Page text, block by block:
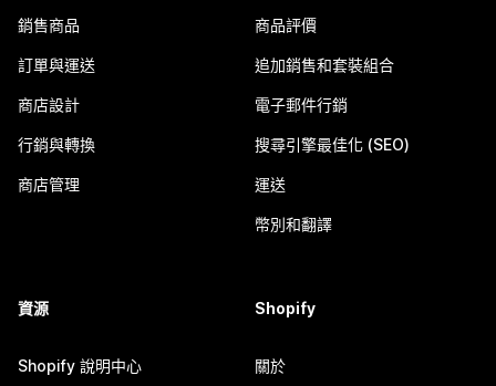
銷售商品
訂單與運送
商店設計
行銷與轉換
商店管理
商品評價
追加銷售和套裝組合
電子郵件行銷
搜尋引擎最佳化 (SEO)
運送
幣別和翻譯
資源
Shopify 說明中心
Shopify
關於